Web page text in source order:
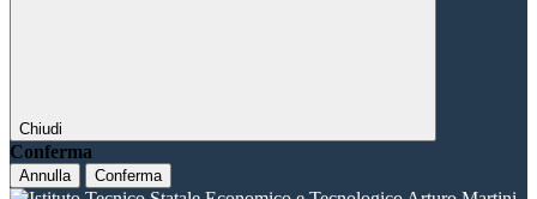
Chiudi
Conferma
Annulla Conferma